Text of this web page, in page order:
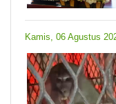
Kamis, 06 Agustus